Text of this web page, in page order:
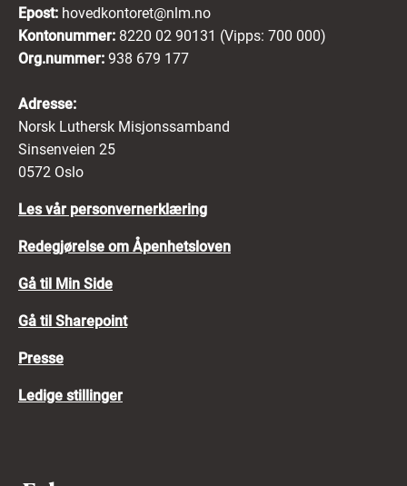
Ved å sende inn din søknad:
Erklærer du at opplysningene i søknaden
Samtykker du til behandling og
opplysningene.
Mer informasjon om hvordan vi behandler dine
personvernerklæring her
Epost: hovedkontoret@nlm.no
Kontonummer: 8220 02 90131 (Vipps: 700 000)
Org.nummer: 938 679 177
Adresse:
Norsk Luthersk Misjonssamband
Sinsenveien 25
0572 Oslo
Les vår personvernerklæring
Redegjørelse om Åpenhetsloven
Gå til Min Side
Gå til Sharepoint
Presse
Ledige stillinger